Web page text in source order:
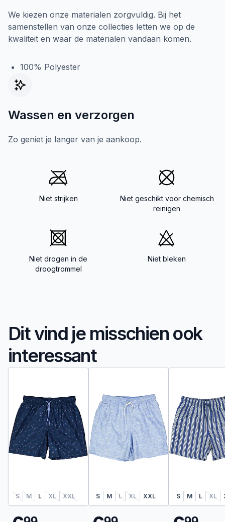
We kiezen onze materialen zorgvuldig. Bij het
samenstellen van onze collecties letten we op de
kwaliteit en waar de materialen vandaan komen.
100% Polyester
Wassen en verzorgen
Zo geniet je langer van je aankoop.
Niet strijken
Niet geschikt voor chemisch
reinigen
Niet drogen in de
droogtrommel
Niet bleken
Dit vind je misschien ook
interessant
S M L XL XXL S M L XL XXL S M L XL